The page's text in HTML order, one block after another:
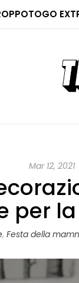
Mar 12, 2021
per
,Festa della